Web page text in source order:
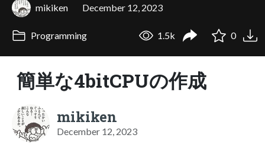
mikiken December 12, 2023
Programming 1.5k 0
簡単な4bitCPUの作成
mikiken
December 12, 2023